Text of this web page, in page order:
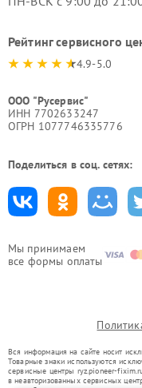
Мы принимаем
все формы оплаты
Рейтинг сервисного
4.9-5.0
ООО "Русервис"
ИНН 7702633247
ОГРН 1077746335776
Поделиться в соц. сетях:
Вся информация на сайте носит
Товарные знаки используются
сервисные центры ryz.pioneer-
в неавторизованных сервисных